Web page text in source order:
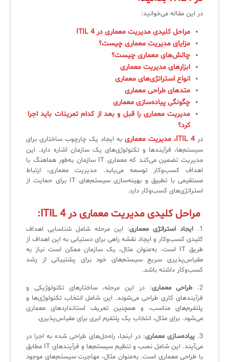
در این مقاله می‌خوانید:
مراحل کلیدی مدیریت معماری در ITIL 4
مزایای مدیریت معماری چیست؟
چالش‌های معماری چیست؟
ابزارهای مدیریت معماری
انواع استراتژی‌های معماری
متدهای طراحی معماری
چگونگی پیاده‌سازی معماری
مدیریت معماری را قبل و بعد از کدام تمرینات باید اجرا
کرد؟
در ITIL 4، مدیریت معماری
به ایجاد یک چارچوب ساختاری برای
سیستم‌ها، فرآیندها و تکنولوژی‌های یک سازمان اشاره دارد. این
مدیریت تضمین می‌کند که معماری IT سازمان به‌طور هماهنگ با
اهداف کسب‌وکار توسعه می‌یابد. مدیریت معماری، ارتباط
مستقیمی با تطبیق و بهینه‌سازی سیستم‌های IT برای حمایت از
استراتژی‌های کسب‌وکار دارد.
مراحل کلیدی مدیریت معماری درITIL 4
:
1. ایجاد استراتژی معماری: این مرحله شامل شناسایی اهداف
کلیدی کسب‌وکار و ایجاد نقشه راهی برای دستیابی به این اهداف از
طریق IT است. به‌عنوان مثال، یک سازمان ممکن است نیاز به
مقیاس‌پذیری سریع سیستم‌های خود برای پشتیبانی از رشد
کسب‌وکار داشته باشد.
2.
طراحی معماری: در این مرحله، ساختارهای تکنولوژیکی و
فرآیندهای کاری طراحی می‌شوند. این شامل انتخاب تکنولوژی‌ها و
پلتفرم‌های مناسب، و همچنین تعریف استانداردهای معماری
می‌شود. برای مثال، انتخاب یک پلتفرم ابری برای مقیاس‌پذیری.
3. پیاده‌سازی معماری: در اینجا، راه‌حل‌های طراحی شده به اجرا در
می‌آیند. این شامل نصب و تنظیم سیستم‌ها و فرآیندهای IT مطابق
با طراحی معماری است. به‌عنوان مثال، مهاجرت سیستم‌های موجود
مدیریت خدمات سازمانی
سرویس دسک پلاس MSP
اندپوینت سنترال [سامانه مدیریت نقاط پایانی]
◆
Log360 ابزار SIEM
برنامه‌ساز هوشمند App Creator
✧
سامانه مدیریت دارایی‌ها [Asset Explorer]
سامانه مدیریت پشتیبانی مشتریان
DDI
مدیریت خدمات منابع انسانی
CIs Control
مجموعه راهکارهای آیناک
آموزش سیستم مدیریت خدمات فناوری اطلاعات
نکته‌های کلیدی برای مدیر انفورماتیک
آموزش‌ ویدیویی مفاهیم سرویس دسک
◆
آموزش فارسی ITIL4
چارچوب ITIL برای همه
لیست دوره‌ها
مقالات آموزشی